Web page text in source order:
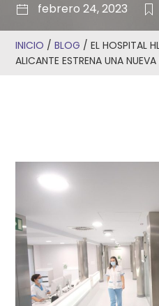
febrero 24, 2023
INICIO /BLOG /EL HOSPITAL
ALICANTE ESTRENA UNA